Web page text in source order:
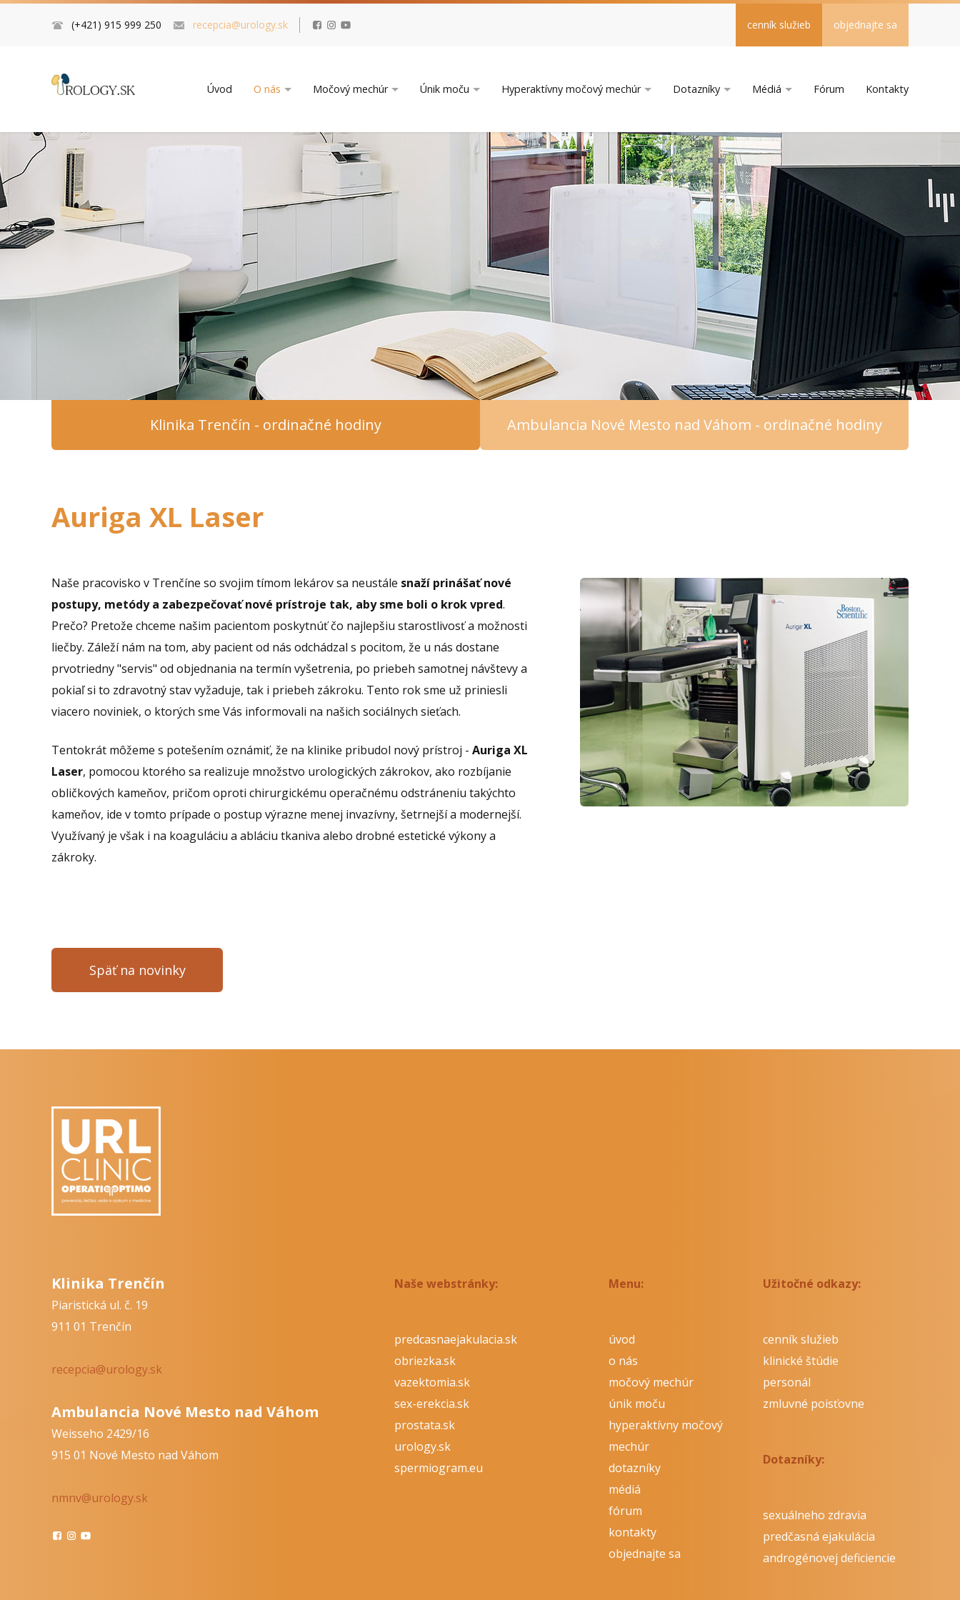
(+421) 915 999 250 recepcia@urology.sk cenník služieb objednajte sa
Úvod O nás Močový mechúr Únik moču Hyperaktívny močový mechúr Dotazníky Médiá Fórum Kontakty
Klinika Trenčín - ordinačné hodiny Ambulancia Nové Mesto nad Váhom - ordinačné hodiny
Auriga XL Laser
Naše pracovisko v Trenčíne so svojim tímom lekárov sa neustále snaží prinášať nové
postupy, metódy a zabezpečovať nové prístroje tak, aby sme boli o krok vpred.
Prečo? Pretože chceme našim pacientom poskytnúť čo najlepšiu starostlivosť a možnosti
liečby. Záleží nám na tom, aby pacient od nás odchádzal s pocitom, že u nás dostane
prvotriedny "servis" od objednania na termín vyšetrenia, po priebeh samotnej návštevy a
pokiaľ si to zdravotný stav vyžaduje, tak i priebeh zákroku. Tento rok sme už priniesli
viacero noviniek, o ktorých sme Vás informovali na našich sociálnych sieťach.
Tentokrát môžeme s potešením oznámiť, že na klinike pribudol nový prístroj - Auriga XL
Laser, pomocou ktorého sa realizuje množstvo urologických zákrokov, ako rozbíjanie
obličkových kameňov, pričom oproti chirurgickému operačnému odstráneniu takýchto
kameňov, ide v tomto prípade o postup výrazne menej invazívny, šetrnejší a modernejší.
Využívaný je však i na koaguláciu a abláciu tkaniva alebo drobné estetické výkony a
zákroky.
Späť na novinky
Klinika Trenčín
Piaristická ul. č. 19
911 01 Trenčín
recepcia@urology.sk
Ambulancia Nové Mesto nad Váhom
Weisseho 2429/16
915 01 Nové Mesto nad Váhom
nmnv@urology.sk
Naše webstránky:
predcasnaejakulacia.sk
obriezka.sk
vazektomia.sk
sex-erekcia.sk
prostata.sk
urology.sk
spermiogram.eu
Menu:
úvod
o nás
močový mechúr
únik moču
hyperaktívny močový
mechúr
dotazníky
médiá
fórum
kontakty
objednajte sa
Užitočné odkazy:
cenník služieb
klinické štúdie
personál
zmluvné poisťovne
Dotazníky:
sexuálneho zdravia
predčasná ejakulácia
androgénovej deficiencie